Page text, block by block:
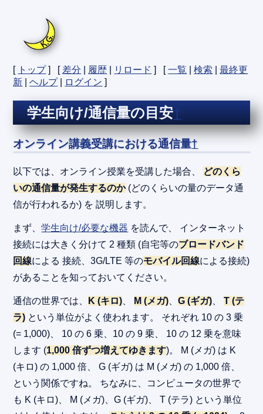
[ トップ] [ 差分 履歴 リロード ] [一覧 |検索 |最終更
新 |ヘルプ| ログイン ]
学生向け/通信量の目安†
オンライン講義受講における通信量†
以下では、オンライン授業を受講した場合、 どのくら
いの通信量が発生するのか(どのくらいの量のデータ通
信が行われるか) を 説明します。
まず、学生向け/必要な機器 を読んで、 インターネット
接続には大きく分けて 2 種類 (自宅等のブロードバンド
回線による 接続、3G/LTE 等のモバイル回線による接続)
があることを知っておいてください。
通信の世界では、 K (キロ) M (メガ) 、G (ギガ) 、T (テ
ラ) という単位がよく使われます。 それぞれ 10 の 3 乗
(= 1,000)、 10 の 6 乗、10 の 9 乗、 10 の 12 乗を意味
します (1,000 倍ずつ増えてゆきます)。 M (メガ) は K
(キロ) の 1,000 倍、 G (ギガ) は M (メガ) の 1,000 倍、
という関係ですね。 ちなみに、コンピュータの世界で
も K (キロ)、 M (メガ)、G (ギガ)、 T (テラ) という単位